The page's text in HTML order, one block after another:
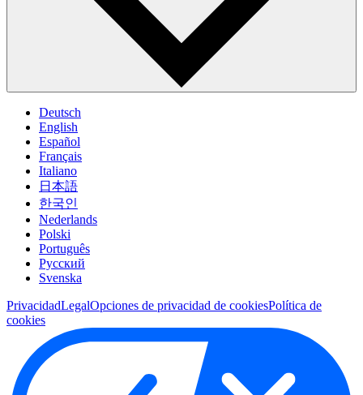
Deutsch
English
Español
Français
Italiano
日本語
한국인
Nederlands
Polski
Português
Pусский
Svenska
PrivacidadLegalOpciones de privacidad de cookiesPolítica de
cookies